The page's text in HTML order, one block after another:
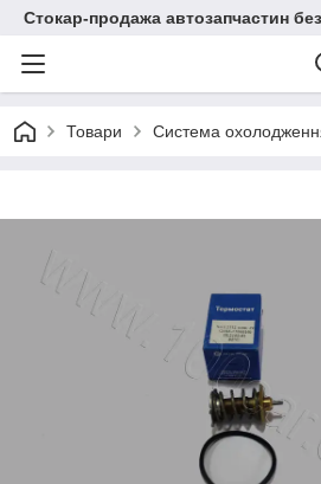
Стокар-продажа автозапчастин
Товари Система